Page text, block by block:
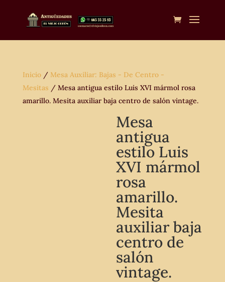
Inicio/ Mesa Auxiliar: Bajas - De Centro -
Mesitas / Mesa antigua estilo Luis XVI mármol rosa
amarillo. Mesita auxiliar baja centro de salón vintage.
Mesa
antigua
estilo Luis
XVI mármol
rosa
amarillo.
Mesita
auxiliar baja
centro de
salón
vintage.